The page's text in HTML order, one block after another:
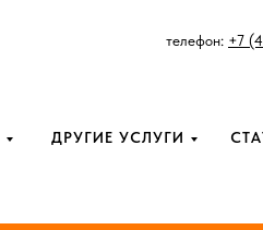
телефон: +7
ДРУГИЕ УСЛУГИ